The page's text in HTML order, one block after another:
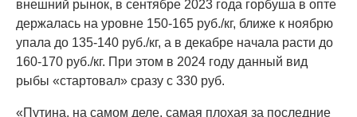
внешний рынок, в сентябре 2023 года горбуша в опте
держалась на уровне 150-165 руб./кг, ближе к ноябрю
упала до 135-140 руб./кг, а в декабре начала расти до
160-170 руб./кг. При этом в 2024 году данный вид
рыбы «стартовал» сразу с 330 руб.
«Путина, на самом деле, самая плохая за последние